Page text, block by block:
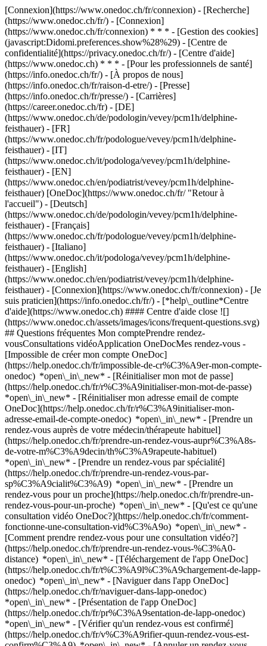
[Connexion](https://www.onedoc.ch/fr/connexion) - [Recherche]
(https://www.onedoc.ch/fr/) - [Connexion]
(https://www.onedoc.ch/fr/connexion) * * * - [Gestion des cookies]
(javascript:Didomi.preferences.show%28%29) - [Centre de
confidentialité](https://privacy.onedoc.ch/fr/) - [Centre d'aide]
(https://www.onedoc.ch) * * * - [Pour les professionnels de santé]
(https://info.onedoc.ch/fr/) - [À propos de nous]
(https://info.onedoc.ch/fr/raison-d-etre/) - [Presse]
(https://info.onedoc.ch/fr/presse/) - [Carrières]
(https://career.onedoc.ch/fr) - [DE]
(https://www.onedoc.ch/de/podologin/vevey/pcm1h/delphine-
feisthauer) - [FR]
(https://www.onedoc.ch/fr/podologue/vevey/pcm1h/delphine-
feisthauer) - [IT]
(https://www.onedoc.ch/it/podologa/vevey/pcm1h/delphine-
feisthauer) - [EN]
(https://www.onedoc.ch/en/podiatrist/vevey/pcm1h/delphine-
feisthauer) [OneDoc](https://www.onedoc.ch/fr/ "Retour à
l'accueil") - [Deutsch]
(https://www.onedoc.ch/de/podologin/vevey/pcm1h/delphine-
feisthauer) - [Français]
(https://www.onedoc.ch/fr/podologue/vevey/pcm1h/delphine-
feisthauer) - [Italiano]
(https://www.onedoc.ch/it/podologa/vevey/pcm1h/delphine-
feisthauer) - [English]
(https://www.onedoc.ch/en/podiatrist/vevey/pcm1h/delphine-
feisthauer) - [Connexion](https://www.onedoc.ch/fr/connexion) - [Je
suis praticien](https://info.onedoc.ch/fr/) - [*help\_outline*Centre
d'aide](https://www.onedoc.ch) #### Centre d'aide close ![]
(https://www.onedoc.ch/assets/images/icons/frequent-questions.svg)
## Questions fréquentes Mon comptePrendre rendez-
vousConsultations vidéoApplication OneDocMes rendez-vous -
[Impossible de créer mon compte OneDoc]
(https://help.onedoc.ch/fr/impossible-de-cr%C3%A9er-mon-compte-
onedoc) *open\_in\_new* - [Réinitialiser mon mot de passe]
(https://help.onedoc.ch/fr/r%C3%A9initialiser-mon-mot-de-passe)
*open\_in\_new* - [Réinitialiser mon adresse email de compte
OneDoc](https://help.onedoc.ch/fr/r%C3%A9initialiser-mon-
adresse-email-de-compte-onedoc) *open\_in\_new* - [Prendre un
rendez-vous auprès de votre médecin/thérapeute habituel]
(https://help.onedoc.ch/fr/prendre-un-rendez-vous-aupr%C3%A8s-
de-votre-m%C3%A9decin/th%C3%A9rapeute-habituel)
*open\_in\_new* - [Prendre un rendez-vous par spécialité]
(https://help.onedoc.ch/fr/prendre-un-rendez-vous-par-
sp%C3%A9cialit%C3%A9) *open\_in\_new* - [Prendre un
rendez-vous pour un proche](https://help.onedoc.ch/fr/prendre-un-
rendez-vous-pour-un-proche) *open\_in\_new* - [Qu'est ce qu'une
consultation vidéo OneDoc?](https://help.onedoc.ch/fr/comment-
fonctionne-une-consultation-vid%C3%A9o) *open\_in\_new* -
[Comment prendre rendez-vous pour une consultation vidéo?]
(https://help.onedoc.ch/fr/prendre-un-rendez-vous-%C3%A0-
distance) *open\_in\_new* - [Téléchargement de l'app OneDoc]
(https://help.onedoc.ch/fr/t%C3%A9l%C3%A9chargement-de-lapp-
onedoc) *open\_in\_new* - [Naviguer dans l'app OneDoc]
(https://help.onedoc.ch/fr/naviguer-dans-lapp-onedoc)
*open\_in\_new* - [Présentation de l'app OneDoc]
(https://help.onedoc.ch/fr/pr%C3%A9sentation-de-lapp-onedoc)
*open\_in\_new* - [Vérifier qu'un rendez-vous est confirmé](https://help.onedoc.ch/fr/v%C3%A9rifier-quun-rendez-vous-est-confirm%C3%A9) *open\_in\_new* - [Annuler un rendez-vous pris en ligne sur OneDoc](https://help.onedoc.ch/fr/annuler-un-rendez-vous-pris-en-ligne-sur-onedoc) *open\_in\_new* - [Je ne reçois pas de confirmation de rendez-vous](https://help.onedoc.ch/fr/je-ne-re%C3%A7ois-pas-de-confirmation-de-rendez-vous) *open\_in\_new* [Voir tous nos articles *open\_in\_new*](https://help.onedoc.ch/fr/) ![Mme Feisthauer, podologue à Vevey](https://assets.onedoc.ch/images/users/1052923d28ac4c6205feaf9a2b84f3f5a730919c1d76bc390b57f7a2ae81e4df-small.png "Mme Feisthauer, podologue à Vevey") *photo\_camera*+ 6 photos # Mme Delphine Feisthauer ![Badge indiquant un profil vérifié](https://www.onedoc.ch/assets/images/icons/checkmark.svg) ## Podologue Résumé Carte Présentation ![Icône patient avec un signe moins annonçant que le professionnel n’accepte pas de nouveaux patients](https://www.onedoc.ch/assets/images/icons/no-new-patients.svg) ### Patients acceptés Mme Delphine Feisthauer n'accepte pas de nouveaux patients ![Icône mallette annonçant les spécialités du professionnel de santé](https://www.onedoc.ch/assets/images/icons/specialties.svg) ### Spécialités Podologie ![Icône microscope annonçant les expertises dans lesquelles le professionnel est spécialisé](https://www.onedoc.ch/assets/images/icons/expertises.svg) ### Expertises Soin des pieds Ongle incarné Mycose pieds | Mycose ongles Orthonyxie Orthoplastie | Fabrication d'orthèses Bilan podologique [*arrow\_drop\_down*Voir plus](https://www.onedoc.ch) ![Marqueur annonçant la carte et les informations d’accès du cabinet](https://www.onedoc.ch/assets/images/icons/map.svg) ### Carte et informations d'accès #### [Cabinet de podologie du Léman](https://www.onedoc.ch/fr/cabinet-de-groupe/vevey/e773/cabinet-de-podologie-du-leman) Avenue du Général-Guisan 30 1800 Vevey #### Horaire d'ouverture Actuellement fermé - Ouvre vendredi à 09:00 *expand\_more* Lundi: 09:00 - 18:30 Mardi: 09:00 - 18:30 Mercredi: 09:00 - 18:30 Jeudi: 09:00 - 18:30 Vendredi: 09:00 - 18:30 Samedi: Fermé Dimanche: Fermé ![Icône document annonçant la présentation de l’établissement](https://www.onedoc.ch/assets/images/icons/presentation.svg) ### Présentation du professionnel de santé __Delphine Feisthauer__ podologue diplômée de l'Ecole supérieure de Genève depuis 2018, est la fondatrice du cabinet Podologie du Léman à Vevey. Elle est reconnue par la __LAMal__ pour les patients diabétiques __sur prescription médicale__, et est membre de la Société Suisse des Podologues. Elle accompagne les enfants, les adultes, les seniors ainsi que les sportifs dans la prévention, l'évaluation et la prise en charge des troubles du pied, de la posture et de la marche. Elle reçoit les patients pour différents motifs de consultation, tels que les douleurs des pieds, les troubles de l'appui, les déséquilibres posturaux, les douleurs liées à la pratique sportive ou encore les besoins en __soins de podologie__. Elle réalise notamment des bilans podologiques et la confection de __semelles orthopédiques sur mesure__, des analyses de la posture et de la marche, ainsi que des prises en charge adaptées aux besoins de chacun. ## __Informations générales__ Les soins et appareillages se règlent __à la fin de la séance__, en __espèces__, par __Twint__ ou par __carte bancaire, pas de paiement par factures.__ ## Tarifs des prestations - __Soin complet des pieds__ : 130.– (45min) - __Soin Mycose des ongles :__ 130.- (45 min) - __Soin ciblé__ : 80.– Ce soin concerne un seul motif de consultation : par exemple un cor ou un durillon (30 min) (Premier RDV 110.- pour la constitution du dossier) - __Traitement de la verrue__ : 120.– la première séance, puis 70.– les suivantes. Minimum 3 séances espacées d’une semaine sont nécessaires pour un traitement complet. (30 min) - __Soin pour ongle incarné__ : 150.– (avec rendez-vous de contrôle inclus), puis 70.– par séance de suivi si nécessaire. (30 min) - __Orthoplastie :__ 130.- (Appareillage en silicone pour soulager une douleur ou palier à une déformation des orteils) - __Orthonyxie__ : 130.– l'une et 230.– les deux : préparation, nettoyage de l'ongle et pose de la bride (Fil titane posé sur l'ongle pour le redresser, en cas d'ongle incarné, incrusté) SANS soin complet des pieds. Si la bride et faite lors d'un soin des pieds, elle est à 100.- l'une et 180.- les deux. - __Onychoplastie :__ 130.– l'une, 230.- les deux: préparation, nettoyage de l'ongle et pose de la résine (Résine pour remplacer un ongle abîmé) SANS soin complet des pieds, si la résine est faite lors d'un soin des pieds, elle est à 100.- l'une et à 180.- les deux. - __Supports plantaires__ : 410.– (Cela comprend le bilan clinique et la confection des semelles. Ces prestations sont remboursées par toutes les caisses complémentaires sur prescription médicale. ## __Conditions__ Merci de prévenir __au moins 24 heures à l’avance__ en cas d’annulation. Sans cela, le rendez-vous sera __partiellement facturé__. Pensez à retirer votre vernis à ongles avant votre venue. [*arrow\_drop\_down*Voir plus](https://www.onedoc.ch) [![Mme Feisthauer, podologue à Vevey](https://assets.onedoc.ch/images/users/1052923d28ac4c6205feaf9a2b84f3f5a730919c1d76bc390b57f7a2ae81e4df-small.png "Mme Feisthauer, podologue à Vevey")](https://assets.onedoc.ch/images/users/1052923d28ac4c6205feaf9a2b84f3f5a730919c1d76bc390b57f7a2ae81e4df.png)[![Cabinet de podologie du Léman, cabinet de groupe à Vevey](https://assets.onedoc.ch/images/entities/314c6665353d1be4072d4cf9bb8e331df26bc9d57bba3197a7679d3e7fbd4d63-small.jpg "Cabinet de podologie du Léman, cabinet de groupe à Vevey")](https://assets.onedoc.ch/images/entities/314c6665353d1be4072d4cf9bb8e331df26bc9d57bba3197a7679d3e7fbd4d63.jpg)[![Cabinet de podologie du Léman, cabinet de groupe à Vevey](https://assets.onedoc.ch/images/entities/da004855a1b75bda5d6c0236dbf7dbb6f85f0e645709306b72471359518aaaa1-small.png "Cabinet de podologie du Léman, cabinet de groupe à Vevey")](https://assets.onedoc.ch/images/entities/da004855a1b75bda5d6c0236dbf7dbb6f85f0e645709306b72471359518aaaa1.png)[![Cabinet de podologie du Léman, cabinet de groupe à Vevey](https://assets.onedoc.ch/images/entities/9a1f588483aaad2829572447ddc30c9c5cdf5a731c0184051de504a64dc84d2c-small.png "Cabinet de podologie du Léman, cabinet de groupe à Vevey")](https://assets.onedoc.ch/images/entities/9a1f588483aaad2829572447ddc30c9c5cdf5a731c0184051de504a64dc84d2c.png)[![Cabinet de podologie du Léman, cabinet de groupe à Vevey](https://assets.onedoc.ch/images/entities/cbd98cfc868df53dd0d3fc4c91dd2efe687f70088c094c54d3c5bd6adf9f06ac-small.png "Cabinet de podologie du Léman, cabinet de groupe à Vevey")](https://assets.onedoc.ch/images/entities/cbd98cfc868df53dd0d3fc4c91dd2efe687f70088c094c54d3c5bd6adf9f06ac.png)[![Cabinet de podologie du Léman, cabinet de groupe à Vevey](https://assets.onedoc.ch/images/entities/eac552fd1839e173c12e6c255dbcfa79027fda6eb7b98bae813a6bd1d4fe5b90-small.png "Cabinet de podologie du Léman, cabinet de groupe à Vevey")](https://assets.onedoc.ch/images/entities/eac552fd1839e173c12e6c255dbcfa79027fda6eb7b98bae813a6bd1d4fe5b90.png)[![Cabinet de podologie du Léman, cabinet de groupe à Vevey](https://assets.onedoc.ch/images/entities/1dfaa9f0b5d4b8317585af1e7af84f078dbda3ad4034543a3a5754c40ea5f740-small.png "Cabinet de podologie du Léman, cabinet de groupe à Vevey")](https://assets.onedoc.ch/images/entities/1dfaa9f0b5d4b8317585af1e7af84f078dbda3ad4034543a3a5754c40ea5f740.png) * * * #### Langues parlées français, italien et anglais #### Site web [Voir le site *open\_in\_new*](https://podologieduleman.com/) ![Icône bulle de dialogue annonçant la section FAQ](https://www.onedoc.ch/assets/images/icons/faq.svg) ### FAQ *expand\_more* *keyboard\_arrow\_right* ## Quelle est l'adresse de Mme Delphine Feisthauer? Mme Delphine Feisthauer reçoit des patients à Avenue du Général-Guisan 30, 1800 Vevey. * * * *keyboard\_arrow\_right* ## Quelles sont les langues parlées par Mme Delphine Feisthauer? Mme Delphine Feisthauer propose des consultations en français, italien et anglais. * * * *keyboard\_arrow\_right* ## Quels sont les horaires de consultation de Mme Delphine Feisthauer? Les horaires de consultation de Mme Delphine Feisthauer sont: - #### [Cabinet de podologie du Léman](https://www.onedoc.ch/fr/cabinet-de-groupe/vevey/e773/cabinet-de-podologie-du-leman) : Avenue du Général-Guisan 30, 1800 Vevey - Le lundi de 09:00 à 18:30 - Le mardi de 09:00 à 18:30 - Le mercredi de 09:00 à 18:30 - Le jeudi de 09:00 à 18:30 - Le vendredi de 09:00 à 18:30 - Le samedi fermé - Le dimanche fermé * * * *keyboard\_arrow\_right* ## Quel est le site web de Mme Delphine Feisthauer? Vous pouvez consulter le site web de Mme Delphine Feisthauer à l'adresse suivante: [https://podologieduleman.com/ *open\_in\_new*](https://podologieduleman.com/) . * * * *keyboard\_arrow\_right* ## Quel est le numéro de téléphone de Mme Delphine Feisthauer? Le numéro de téléphone de Mme Delphine Feisthauer est [021 921 72 51](tel:+41219217251). * * * *keyboard\_arrow\_right* ## Est-ce que Mme Delphine Feisthauer accepte les nouveaux patients? Non, Mme Delphine Feisthauer n'accepte pas de nouveaux patients. Nous vous encourageons à vérifier à une date ultérieure, car la disponibilité peut changer. * * * *keyboard\_arrow\_right* ## Quelles sont les spécialités de Mme Delphine Feisthauer? Mme Delphine Feisthauer est spécialiste en [podologie](https://www.onedoc.ch/fr/podologue/vevey) à Vevey. * * * *keyboard\_arrow\_right* ## Quelles sont les expertises de Mme Delphine Feisthauer? Les expertises de Mme Delphine Feisthauer à Vevey sont: [Soin des pieds](https://www.onedoc.ch/fr/soin-des-pieds/vevey), [Ongle incarné](https://www.onedoc.ch/fr/ongle-incarne/vevey), [Mycose pieds | Mycose ongles](ht